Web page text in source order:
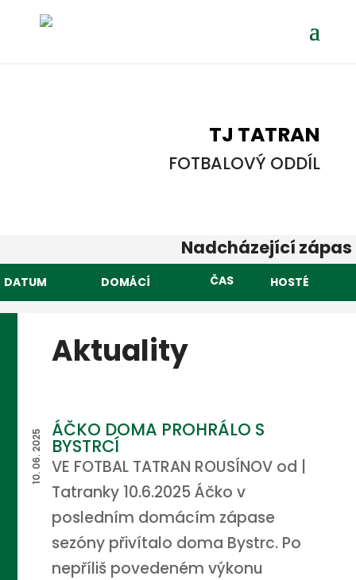
TJ TATRAN
FOTBALOVÝ ODDÍL
Nadcházející zápas
DATUM DOMÁCÍ HOSTÉ
Aktuality
ÁČKO DOMA PROHRÁLO S
BYSTRCÍ
10. 06. 2025 VE FOTBAL TATRAN ROUSÍNOV od |
Tatranky 10.6.2025 Áčko v
posledním domácím zápase
sezóny přivítalo doma Bystrc. Po
nepříliš povedeném výkonu